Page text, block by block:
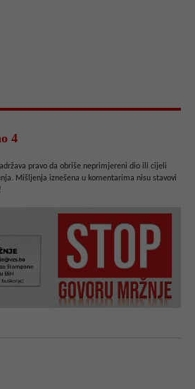
4
pravo da obriše neprimjereni dio ili cijeli
Mišljenja iznešena u komentarima nisu stavovi